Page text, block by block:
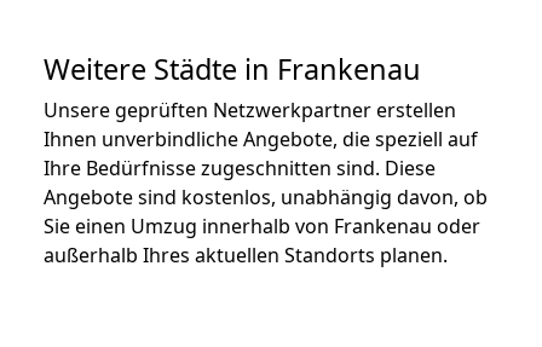
Weitere Städte in Frankenau
Unsere geprüften Netzwerkpartner erstellen
Ihnen unverbindliche Angebote, die speziell auf
Ihre Bedürfnisse zugeschnitten sind. Diese
Angebote sind kostenlos, unabhängig davon, ob
Sie einen Umzug innerhalb von Frankenau oder
außerhalb Ihres aktuellen Standorts planen.